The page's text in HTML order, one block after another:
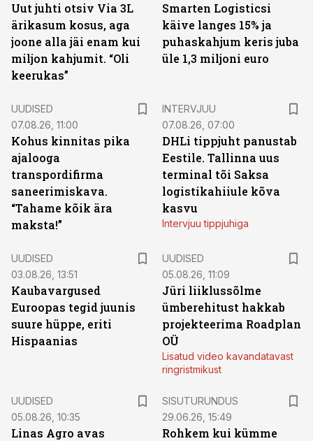
Uut juhti otsiv Via 3L
ärikasum kosus, aga
joone alla jäi enam kui
miljon kahjumit. “Oli
keerukas”
Smarten Logisticsi
käive langes 15% ja
puhaskahjum keris juba
üle 1,3 miljoni euro
UUDISED
07.08.26, 11:00
Kohus kinnitas pika
ajalooga
transpordifirma
saneerimiskava.
“Tahame kõik ära
maksta!”
INTERVJUU
07.08.26, 07:00
DHLi tippjuht panustab
Eestile. Tallinna uus
terminal tõi Saksa
logistikahiiule kõva
kasvu
Intervjuu tippjuhiga
UUDISED
03.08.26, 13:51
Kaubavargused
Euroopas tegid juunis
suure hüppe, eriti
Hispaanias
UUDISED
05.08.26, 11:09
Jüri liiklussõlme
ümberehitust hakkab
projekteerima Roadplan
OÜ
Lisatud video kavandatavast
ringristmikust
UUDISED
05.08.26, 10:35
Linas Agro avas
SISUTURUNDUS
29.06.26, 15:49
Rohkem kui kümme